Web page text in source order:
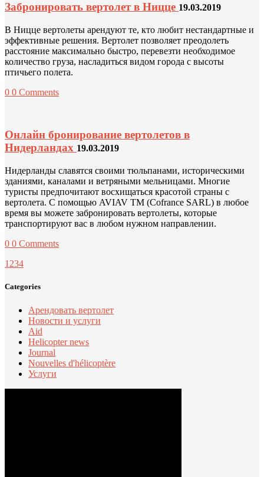
Забронировать вертолет в Ницце 19.03.2019
В Ницце вертолеты арендуют те, кто любит нестандартные и
эффективные решения. Вертолет позволяет преодолеть
расстояние максимально быстро, перевезти необходимое
количество груза, насладиться видом города с высоты
птичьего полета.
0 0 Comments
Онлайн бронирование вертолетов в
Нидерландах 19.03.2019
Нидерланды славятся своими тюльпанами, историческими
зданиями, каналами и ветряными мельницами. Многие
туристы предпочитают восхищаться красотой страны с
вертолета. С помощью AVIAV TM (Cofrance SARL) в любое
время вы можете забронировать вертолеты, которые
транспортируют вас в любом нужном направлении.
0 0 Comments
1 234
Categories
Арендовать вертолет
Новости и услуги
Aid
Helicopter news
Journal
Nouvelles d'hélicoptère
Услуги